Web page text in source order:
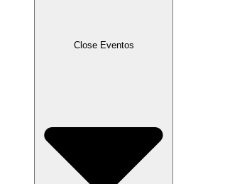
Close Eventos